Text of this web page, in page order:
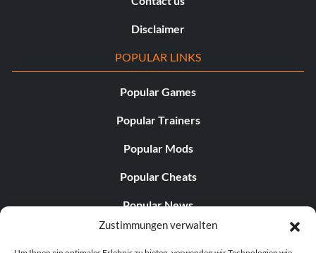
Zustimmungen verwalten
Disclaimer
POPULAR LINKS
Popular Games
Popular Trainers
Popular Mods
Popular Cheats
Popular News
Popular Editorials